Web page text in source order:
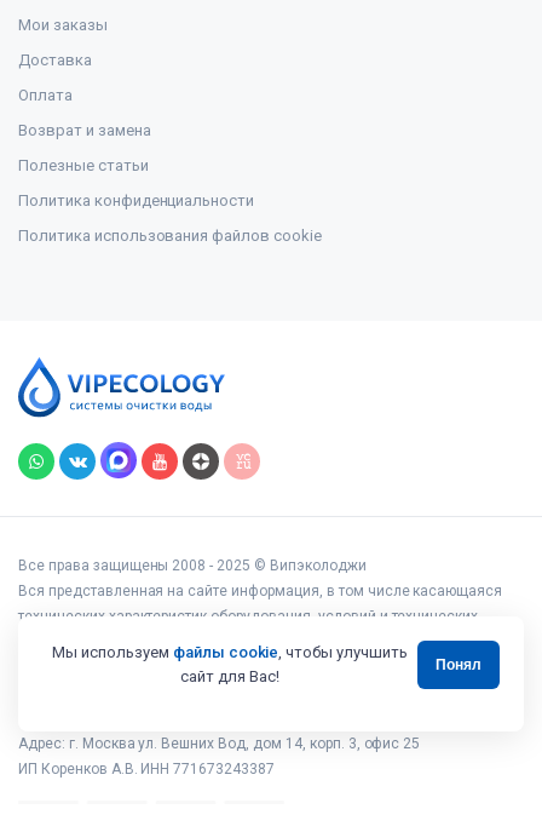
Мои заказы
Доставка
Оплата
Возврат и замена
Полезные статьи
Политика конфиденциальности
Политика использования файлов cookie
Все права защищены 2008 - 2025 © Випэколоджи
Вся представленная на сайте информация, в том числе касающаяся
технических характеристик оборудования, условий и технических
возможностей подключения, наличия на складе, стоимости товаров и
услуг, носит информационный характер и ни при каких условиях не
является публичной офертой, определяемой положениями статьи 437
Адрес: г. Москва ул. Вешних Вод, дом 14, корп. 3, офис 25
ИП Коренков А.В. ИНН 771673243387
Мы используем файлы cookie, чтобы улучшить
сайт для Вас!
Понял